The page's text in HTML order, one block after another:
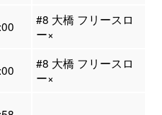
#8 大橋 フリースロ
ー×
#8 大橋 フリースロ
ー×